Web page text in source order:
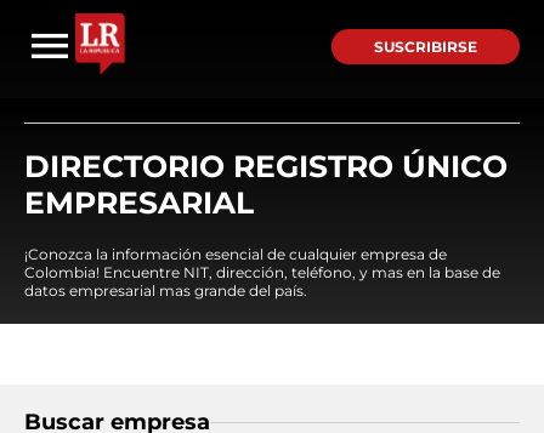
SUSCRIBIRSE
DIRECTORIO REGISTRO ÚNICO
EMPRESARIAL
¡Conozca la información esencial de cualquier empresa de
Colombia! Encuentre NIT, dirección, teléfono, y mas en la base de
datos empresarial mas grande del país.
Buscar empresa